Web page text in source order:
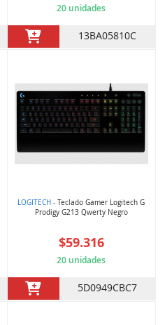
20 unidades
13BA05810C
LOGITECH - Teclado Gamer Logitech G
Prodigy G213 Qwerty Negro
$59.316
20 unidades
5D0949CBC7